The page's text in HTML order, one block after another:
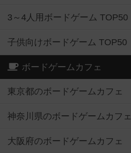
3～4人用ボードゲーム TOP50
子供向けボードゲーム TOP50
ボードゲームカフェ
東京都のボードゲームカフェ
神奈川県のボードゲームカフェ
大阪府のボードゲームカフェ